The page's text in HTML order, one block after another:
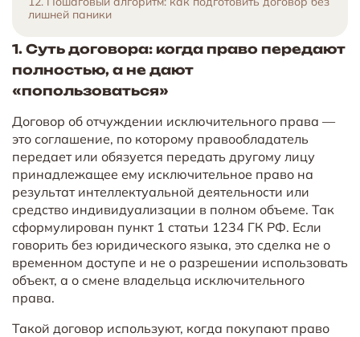
1. Суть договора: когда право передают
полностью, а не дают
«попользоваться»
Договор об отчуждении исключительного права —
это соглашение, по которому правообладатель
передает или обязуется передать другому лицу
принадлежащее ему исключительное право на
результат интеллектуальной деятельности или
средство индивидуализации в полном объеме. Так
сформулирован пункт 1 статьи 1234 ГК РФ. Если
говорить без юридического языка, это сделка не о
временном доступе и не о разрешении использовать
объект, а о смене владельца исключительного
права.
Такой договор используют, когда покупают право
лишней паники